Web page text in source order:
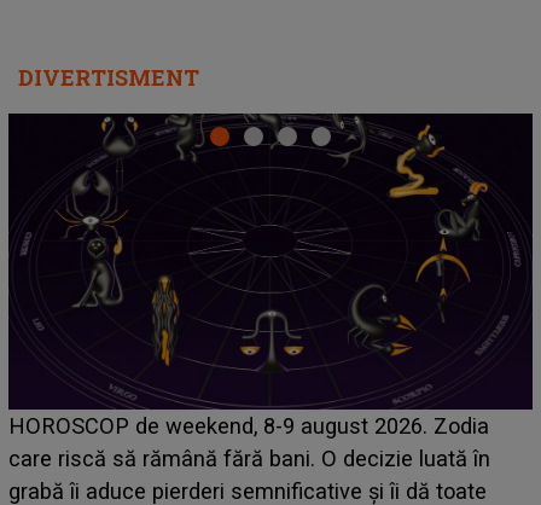
DIVERTISMENT
Emanuel a ținut ACEST DETALIU ASCUNS până
acum! În fața Alexandrei, concurentul din Casa Iubirii
face o MĂRTURISIRE NEAȘTEPTATĂ despre mama